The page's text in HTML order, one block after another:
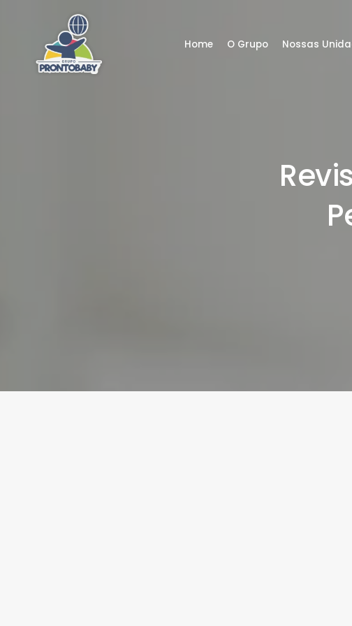
Home O Grupo Nossas